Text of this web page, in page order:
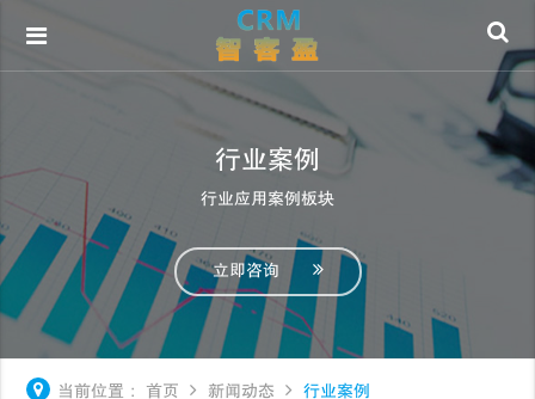
行业案例
行业应用案例板块
立即咨询
当前位置： 首页 新闻动态 行业案例